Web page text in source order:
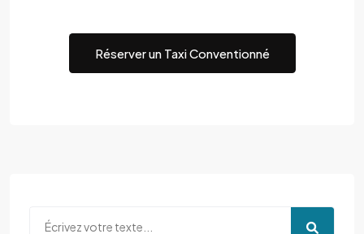
Réserver un Taxi Conventionné